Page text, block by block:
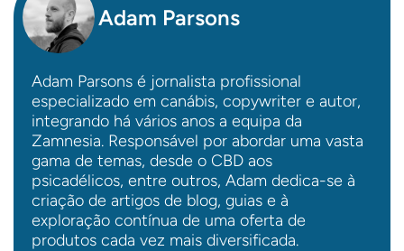
Adam Parsons
Adam Parsons é jornalista profissional
especializado em canábis, copywriter e autor,
integrando há vários anos a equipa da
Zamnesia. Responsável por abordar uma vasta
gama de temas, desde o CBD aos
psicadélicos, entre outros, Adam dedica-se à
criação de artigos de blog, guias e à
exploração contínua de uma oferta de
produtos cada vez mais diversificada.